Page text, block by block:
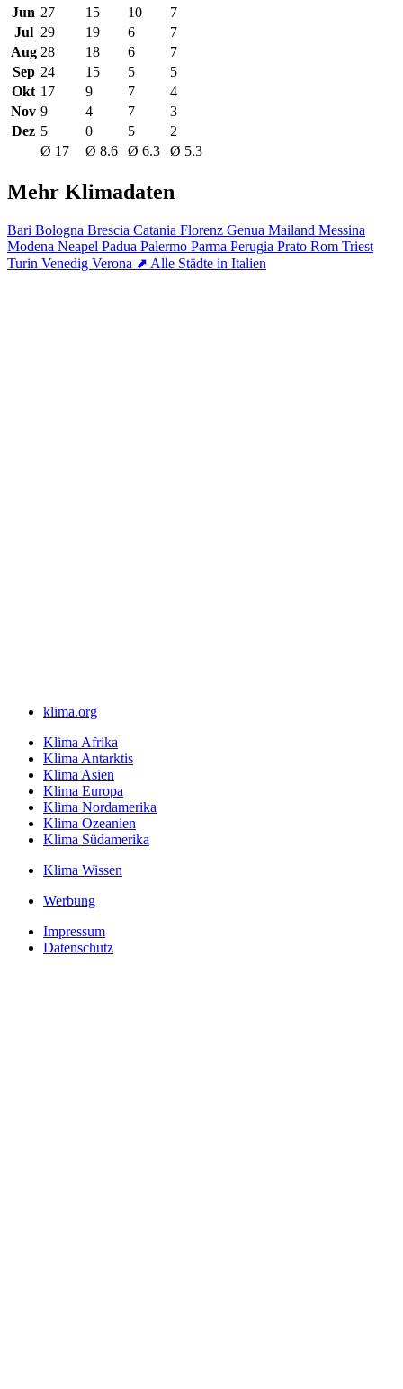
Jun 27 15 10
7
Jul 29 19 6
7
Aug 28 18 6
7
Sep 24 15 5
5
Okt 17 9 7
4
Nov 9 4 7
3
Dez 5 0 5
2
Ø 17
Ø 8.6 Ø 6.3 Ø 5.3
Mehr Klimadaten
Bari Bologna Brescia Catania Florenz Genua Mailand Messina
Modena Neapel Padua Palermo Parma Perugia Prato Rom Triest
Turin Venedig Verona ⬈ Alle Städte in Italien
klima.org
Klima Afrika
Klima Antarktis
Klima Asien
Klima Europa
Klima Nordamerika
Klima Ozeanien
Klima Südamerika
Klima Wissen
Werbung
Impressum
Datenschutz